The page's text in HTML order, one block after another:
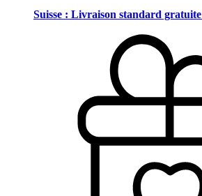
Suisse : Livraison standard gratuite